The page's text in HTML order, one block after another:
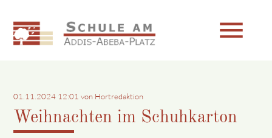
menu
Suchbegriffe
01.11.2024 12:01 von Hortredaktion
Weihnachten im Schuhkarton